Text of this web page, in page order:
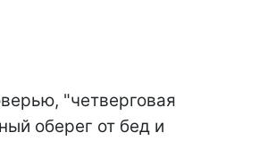
"четверговая
оберег от бед и